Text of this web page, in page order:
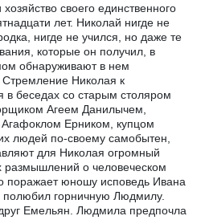
своего единственного
лет. Николай нигде не
нигде не учился, но даже те
которые он получил, в
обнаруживают в нем
Николая к
в беседах со старым столяром
Агеем Данилычем,
Ерником, купцом
людей по-своему самобытен,
для Николая огромный
размышлений о человеческом
поражает юношу исповедь Ивана
горничную Людмилу.
Емельян. Людмила предпочла